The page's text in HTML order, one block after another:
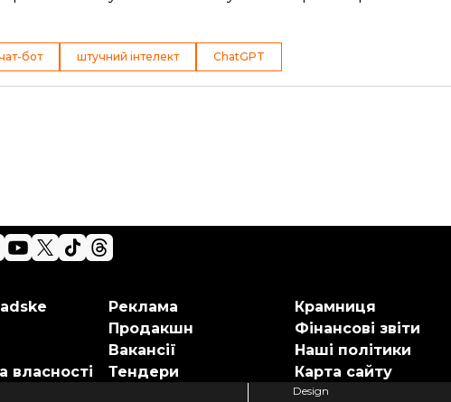
бот штучний інтелект ChatGPT
власності
Реклама
Продакшн
Вакансії
Тендери
Крамниця
Фінансові звіти
Наші політики
Карта сайту
Design